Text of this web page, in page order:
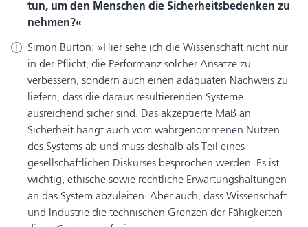
tun, um den Menschen die Sicherheitsbedenken zu
nehmen?
Simon Burton:
Hier sehe ich die Wissenschaft nicht nur
in der Pflicht, die Performanz solcher Ansätze zu
verbessern, sondern auch einen adäquaten Nachweis zu
liefern, dass die daraus resultierenden Systeme
ausreichend sicher sind. Das akzeptierte Maß an
Sicherheit hängt auch vom wahrgenommenen Nutzen
des Systems ab und muss deshalb als Teil eines
gesellschaftlichen Diskurses besprochen werden. Es ist
wichtig, ethische sowie rechtliche Erwartungshaltungen
an das System abzuleiten. Aber auch, dass Wissenschaft
und Industrie die technischen Grenzen der Fähigkeiten